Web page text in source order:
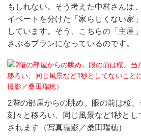
もしれない。そう考えた中村さんは
イベートを分けた「家らしくない家
しています。そう、こちらの「主屋
さぶるプランになっているのです。
2階の部屋からの眺め。眼の前は桜。
刻々と移ろい、同じ風景など1秒と
されます（写真撮影／桑田瑞穂）